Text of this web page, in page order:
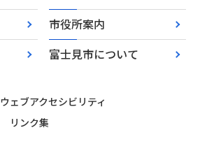
市役所案内
富士見市について
ウェブアクセシビリティ
リンク集